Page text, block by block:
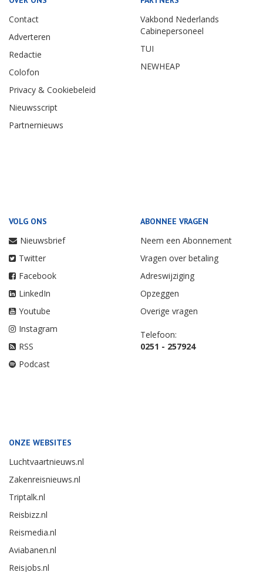
Contact
Adverteren
Redactie
Colofon
Privacy & Cookiebeleid
Nieuwsscript
Partnernieuws
Vakbond Nederlands
Cabinepersoneel
TUI
NEWHEAP
VOLG ONS
Nieuwsbrief
Twitter
Facebook
LinkedIn
Youtube
Instagram
RSS
Podcast
ABONNEE VRAGEN
Neem een Abonnement
Vragen over betaling
Adreswijziging
Opzeggen
Overige vragen
Telefoon:
0251 - 257924
ONZE WEBSITES
Luchtvaartnieuws.nl
Zakenreisnieuws.nl
Triptalk.nl
Reisbizz.nl
Reismedia.nl
Aviabanen.nl
Reisjobs.nl